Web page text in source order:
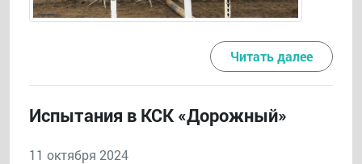
Читать далее
Испытания в КСК «Дорожный»
11 октября 2024